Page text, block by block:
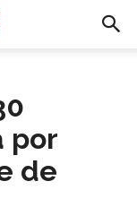
por
de